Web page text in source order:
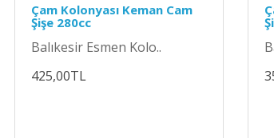
Çam Kolonyası Keman Cam
Şişe 280cc
Balıkesir Esmen Kolo..
425,00TL